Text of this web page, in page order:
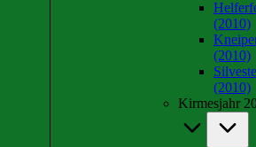
(2010)
(2010)
(2010)
Kirmesjahr